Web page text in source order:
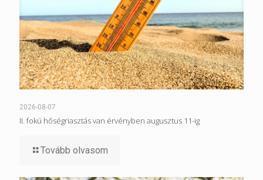
2026-08-07
II. fokú hőségriasztás van érvényben augusztus 11-ig
Tovább olvasom